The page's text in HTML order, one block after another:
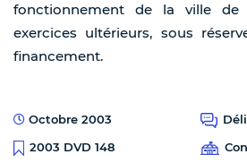
fonctionnement de la ville
exercices ultérieurs, sous
financement.
Octobre 2003
2003 DVD 148